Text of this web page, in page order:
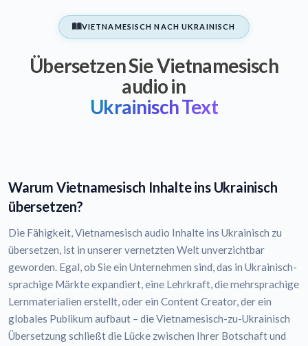
VIETNAMESISCH NACH UKRAINISCH
Übersetzen Sie Vietnamesisch
audio in
Ukrainisch Text
Warum Vietnamesisch Inhalte ins Ukrainisch
übersetzen?
Die Fähigkeit, Vietnamesisch audio Inhalte ins Ukrainisch zu
übersetzen, ist in unserer vernetzten Welt unverzichtbar
geworden. Egal, ob Sie ein Unternehmen sind, das in Ukrainisch-
sprachige Märkte expandiert, eine Lehrkraft, die mehrsprachige
Lernmaterialien erstellt, oder ein Content Creator, der ein
globales Publikum aufbaut – die Vietnamesisch-zu-Ukrainisch
Übersetzung schließt die Lücke zwischen Ihrer Botschaft und